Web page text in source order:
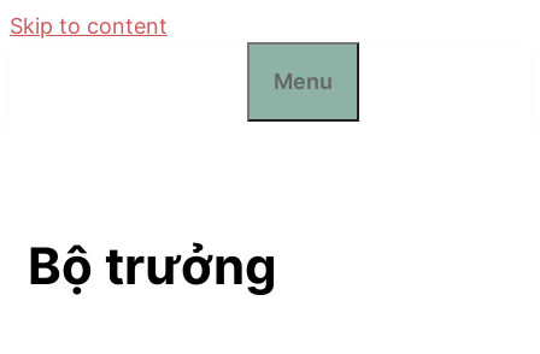
Skip to content
Menu
Bộ trưởng